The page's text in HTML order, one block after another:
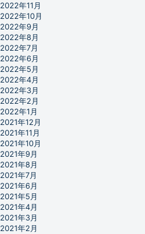
2022年11月
2022年10月
2022年9月
2022年8月
2022年7月
2022年6月
2022年5月
2022年4月
2022年3月
2022年2月
2022年1月
2021年12月
2021年11月
2021年10月
2021年9月
2021年8月
2021年7月
2021年6月
2021年5月
2021年4月
2021年3月
2021年2月